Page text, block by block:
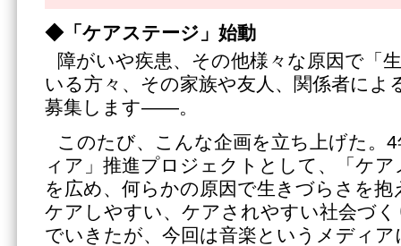
◆「ケアステージ」始動
障がいや疾患、その他様々な原因で「
いる方々、その家族や友人、関係者によ
募集します――。
このたび、こんな企画を立ち上げた。
ィア」推進プロジェクトとして、「ケ
を広め、何らかの原因で生きづらさを
ケアしやすい、ケアされやすい社会づ
でいきたが、今回は音楽というメディ